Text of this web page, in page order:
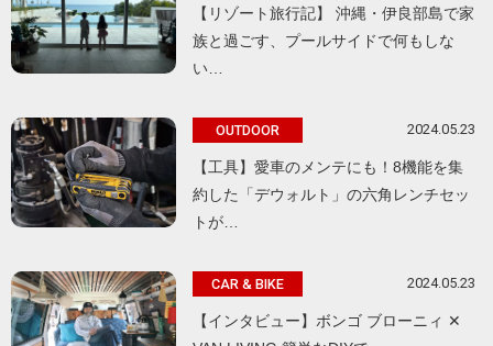
【リゾート旅行記】 沖縄・伊良部島で家
族と過ごす、プールサイドで何もしな
い…
OUTDOOR 2024.05.23
【工具】愛車のメンテにも！8機能を集
約した「デウォルト」の六角レンチセッ
トが…
CAR & BIKE 2024.05.23
【インタビュー】ボンゴ ブローニィ ✕